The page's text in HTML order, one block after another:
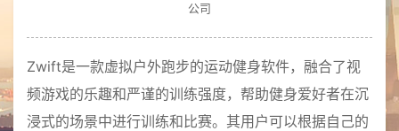
公司
Zwift是一款虚拟户外跑步的运动健身软件，融合了视
频游戏的乐趣和严谨的训练强度，帮助健身爱好者在沉
浸式的场景中进行训练和比赛。其用户可以根据自己的